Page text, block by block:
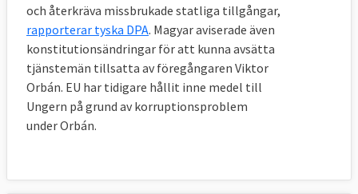
och återkräva missbrukade statliga tillgångar,
rapporterar tyska DPA. Magyar aviserade även
konstitutionsändringar för att kunna avsätta
tjänstemän tillsatta av föregångaren Viktor
Orbán. EU har tidigare hållit inne medel till
Ungern på grund av korruptionsproblem
under Orbán.